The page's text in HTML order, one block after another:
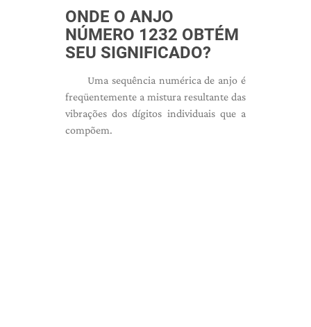
ONDE O ANJO
NÚMERO 1232 OBTÉM
SEU SIGNIFICADO?
Uma sequência numérica de anjo é
freqüentemente a mistura resultante das
vibrações dos dígitos individuais que a
compõem.